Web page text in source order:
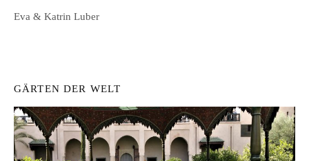
Eva & Katrin Luber
GÄRTEN DER WELT